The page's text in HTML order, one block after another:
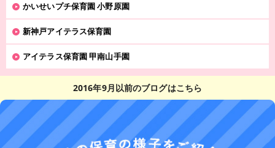
かいせいプチ保育園 小野原園
新神戸アイテラス保育園
アイテラス保育園 甲南山手園
2016年9月以前のブログはこちら